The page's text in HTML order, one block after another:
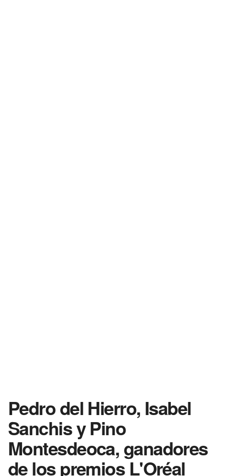
Pedro del Hierro, Isabel
Sanchis y Pino
Montesdeoca, ganadores
de los premios L'Oréal